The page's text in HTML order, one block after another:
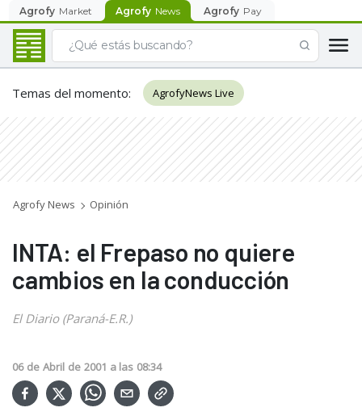
Agrofy Market Agrofy News Agrofy Pay
Temas del momento: AgrofyNews Live
Agrofy News Opinión
INTA: el Frepaso no quiere
cambios en la conducción
El Diario (Paraná-E.R.)
06 de Abril de 2001 a las 08:34